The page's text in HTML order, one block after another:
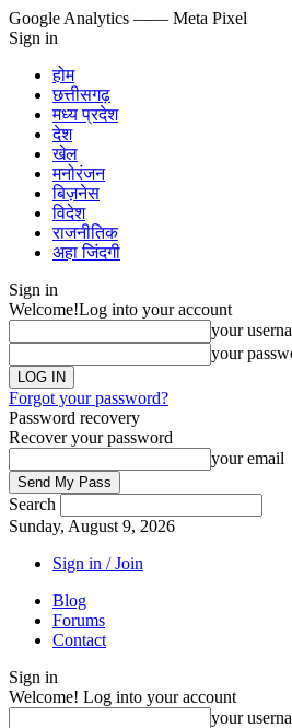
Google Analytics —— Meta Pixel
Sign in
होम
छत्तीसगढ़
मध्य प्रदेश
देश
खेल
मनोरंजन
बिज़नेस
विदेश
राजनीतिक
अहा जिंदगी
Sign in
Welcome!Log into your account
your
your
Forgot your password?
Password recovery
Recover your password
your email
Search
Sunday, August 9, 2026
Sign in / Join
Blog
Forums
Contact
Sign in
Welcome! Log into your account
your